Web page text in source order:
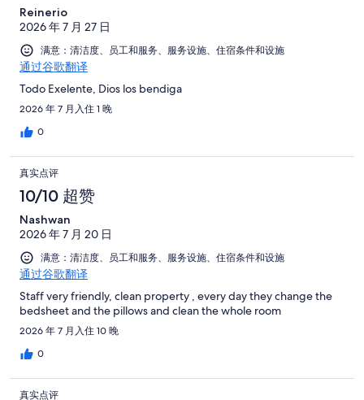
Reinerio
2026 年 7 月 27 日
满意：清洁度、员工和服务、服务设施、住宿条件和设施
通过谷歌翻译
Todo Exelente, Dios los bendiga
2026 年 7 月入住 1 晚
0
真实点评
10/10 超赞
Nashwan
2026 年 7 月 20 日
满意：清洁度、员工和服务、服务设施、住宿条件和设施
通过谷歌翻译
Staff very friendly, clean property , every day they change the
bedsheet and the pillows and clean the whole room
2026 年 7 月入住 10 晚
0
真实点评